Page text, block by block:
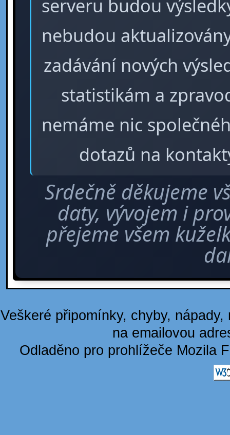
serveru budou
nebudou
zadávání nových
statistikám a
nemáme nic
dotazů na
Srdečně děkujeme
daty, vývojem i
přejeme všem
Veškeré připomínky, chyby,
na emailovou
Odladěno pro prohlížeče Mozila